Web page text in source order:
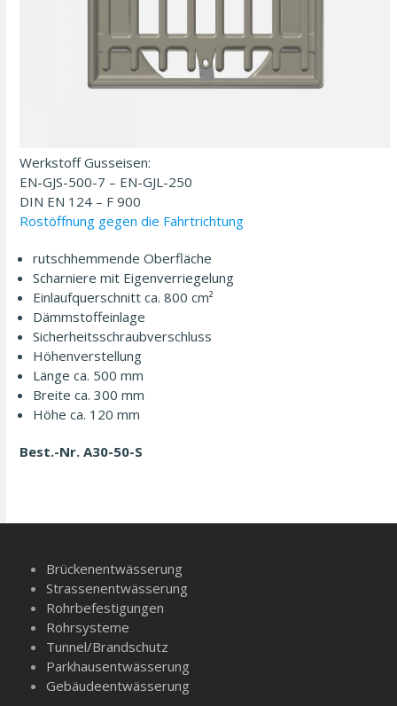
Werkstoff Gusseisen:
EN-GJS-500-7 – EN-GJL-250
DIN EN 124 – F 900
Rostöffnung gegen die Fahrtrichtung
rutschhemmende Oberfläche
Scharniere mit Eigen­ver­riegelung
Einlaufquerschnitt ca. 800 cm²
Dämmstoff­einlage
Sicher­heits­schraub­verschluss
Höhenverstellung
Länge ca. 500 mm
Breite ca. 300 mm
Höhe ca. 120 mm
Best.-Nr. A30-50-S
Brückenentwässerung
Strassenentwässerung
Rohrbefestigungen
Rohrsysteme
Tunnel/­Brandschutz
Parkhausentwässerung
Gebäudeentwässerung